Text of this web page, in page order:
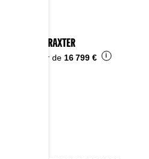
2024 TRAXTER
À partir de 16 799 € i